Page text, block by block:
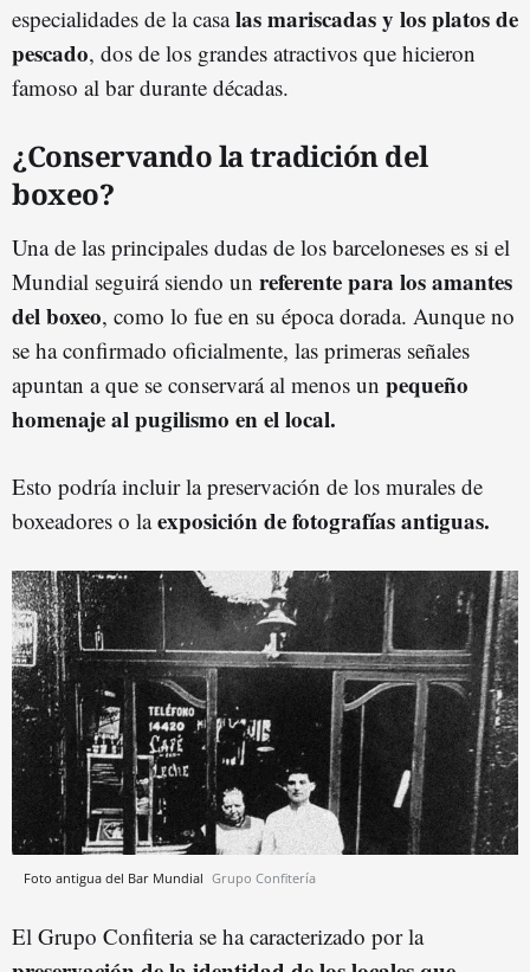
especialidades de la casalas mariscadas y los platos de
pescado, dos de los grandes atractivos que hicieron
famoso al bar durante décadas.
¿Conservando la tradición del
boxeo?
Una de las principales dudas de los barceloneses es si el
Mundial seguirá siendo un referente para los amantes
del boxeo, como lo fue en su época dorada. Aunque no
se ha confirmado oficialmente, las primeras señales
apuntan a que se conservará al menos un pequeño
homenaje al pugilismo en el local.
Esto podría incluir la preservación de los murales de
boxeadores o laexposición de fotografías antiguas.
Foto antigua del Bar Mundial Grupo Confitería
El Grupo Confiteria se ha caracterizado por la